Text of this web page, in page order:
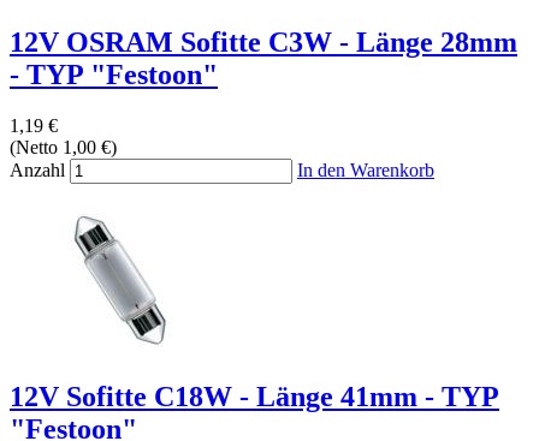
12V OSRAM Sofitte C3W - Länge 28mm
- TYP "Festoon"
1,19 €
(Netto 1,00 €)
Anzahl
In den Warenkorb
12V Sofitte C18W - Länge 41mm - TYP
"Festoon"